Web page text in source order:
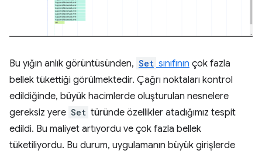
Bu yığın anlık görüntüsünden, Set sınıfının çok fazla
bellek tükettiği görülmektedir. Çağrı noktaları kontrol
edildiğinde, büyük hacimlerde oluşturulan nesnelere
gereksiz yere Set türünde özellikler atadığımız tespit
edildi. Bu maliyet artıyordu ve çok fazla bellek
tüketiliyordu. Bu durum, uygulamanın büyük girişlerde